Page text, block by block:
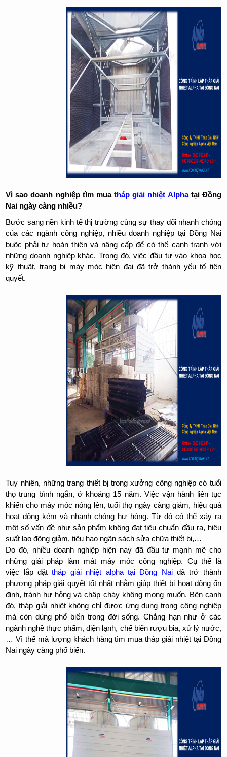
Vì sao doanh nghiệp tìm muatháp giải nhiệt Alphatại Đồng
Nai ngày càng nhiều?
Bước sang nền kinh tế thị trường cùng sự thay đổi nhanh chóng
của các ngành công nghiệp, nhiều doanh nghiệp tại Đồng Nai
buộc phải tự hoàn thiện và nâng cấp để có thể cạnh tranh với
những doanh nghiệp khác. Trong đó, việc đầu tư vào khoa học
kỹ thuật, trang bị máy móc hiện đại đã trở thành yếu tố tiên
quyết.
Tuy nhiên, những trang thiết bị trong xưởng công nghiệp có tuổi
thọ trung bình ngắn, ở khoảng 15 năm. Việc vận hành liên tục
khiến cho máy móc nóng lên, tuổi thọ ngày càng giảm, hiệu quả
hoạt động kém và nhanh chóng hư hỏng. Từ đó có thể xảy ra
một số vấn đề như sản phẩm không đạt tiêu chuẩn đầu ra, hiệu
suất lao động giảm, tiêu hao ngân sách sửa chữa thiết bị,…
Do đó, nhiều doanh nghiệp hiện nay đã đầu tư mạnh mẽ cho
những giải pháp làm mát máy móc công nghiệp. Cụ thể là
việc lắp đặttháp giải nhiệt alpha tại Đồng Naiđã trở thành
phương pháp giải quyết tốt nhất nhằm giúp thiết bị hoạt động ổn
định, tránh hư hỏng và chập cháy không mong muốn. Bên cạnh
đó, tháp giải nhiệt không chỉ được ứng dụng trong công nghiệp
mà còn dùng phổ biến trong đời sống. Chẳng hạn như ở các
ngành nghề thực phẩm, điện lạnh, chế biến rượu bia, xử lý nước,
… Vì thế mà lượng khách hàng tìm mua tháp giải nhiệt tại Đồng
Nai ngày càng phổ biến.